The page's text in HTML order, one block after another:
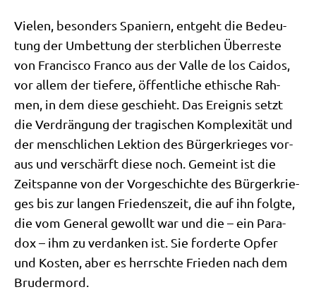
Vie­len, beson­ders Spa­ni­ern, ent­geht die Bedeu­
tung der Umbet­tung der sterb­li­chen Über­re­ste
von Fran­cis­co Fran­co aus der Val­le de los Cai­dos,
vor allem der tie­fe­re, öffent­li­che ethi­sche Rah­
men, in dem die­se geschieht. Das Ereig­nis setzt
die Ver­drän­gung der tra­gi­schen Kom­ple­xi­tät und
der mensch­li­chen Lek­ti­on des Bür­ger­krie­ges vor­
aus und ver­schärft die­se noch. Gemeint ist die
Zeit­span­ne von der Vor­ge­schich­te des Bür­ger­krie­
ges bis zur lan­gen Frie­dens­zeit, die auf ihn folg­te,
die vom Gene­ral gewollt war und die – ein Para­
dox – ihm zu ver­dan­ken ist. Sie for­der­te Opfer
und Kosten, aber es herrsch­te Frie­den nach dem
Brudermord.